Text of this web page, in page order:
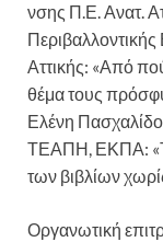
νσης Π.Ε. Ανατ.
Αττικής: «Από
θέμα τους
Ελένη
ΤΕΑΠΗ, ΕΚΠΑ:
των βιβλίων
Οργανωτική